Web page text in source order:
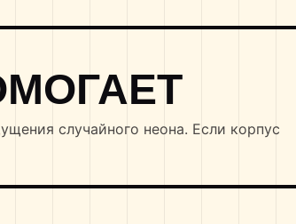
случайного неона. Если корпус